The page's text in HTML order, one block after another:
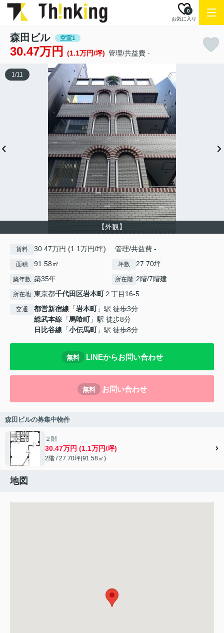
お気に入り
0
森田ビル 空室1
30.47万円 (1.1万円/坪) 管理/共益費 -
【外観】
1/11
賃料 30.47万円 (1.1万円/坪) 管理/共益費 -
面積 91.58㎡ 坪数 27.70坪
築年数 築35年 所在階 2階/7階建
所在地 東京都千代田区岩本町２丁目16-5
交通 都営新宿線 「岩本町」駅 徒歩3分
総武本線 「馬喰町」駅 徒歩8分
日比谷線 「小伝馬町」駅 徒歩8分
無料 LINEからお問い合わせ
無料 お問い合わせ
森田ビルの募集中物件
２階
30.47万円 (1.1万円/坪)
2階 / 27.70坪(91.58㎡)
地図